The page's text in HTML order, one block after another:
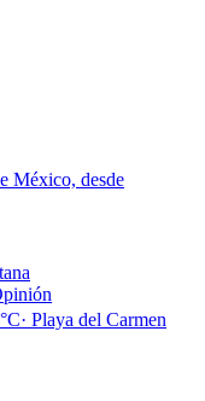
México, desde
°C· Playa del Carmen